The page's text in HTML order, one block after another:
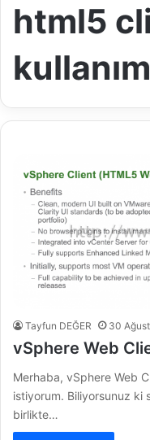
html5
Tayfun DEĞER 30
vSphere Web
Merhaba, vSphere Web
istiyorum. Biliyorsunuz ki
birlikte…